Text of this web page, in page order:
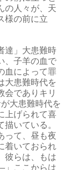
の人々が、天
様の前に立
達 」 大患難時
、子羊の血で
血によって罪
大患難時代を
会であり キリ
大患難時代を
上げられて喜
描いている。
って、昼も夜
着いておられ
彼らは、もは
」 ここからは